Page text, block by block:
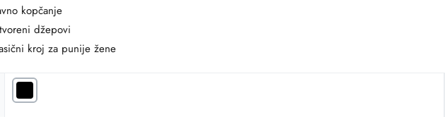
kopčanje
džepovi
kroj za punije žene